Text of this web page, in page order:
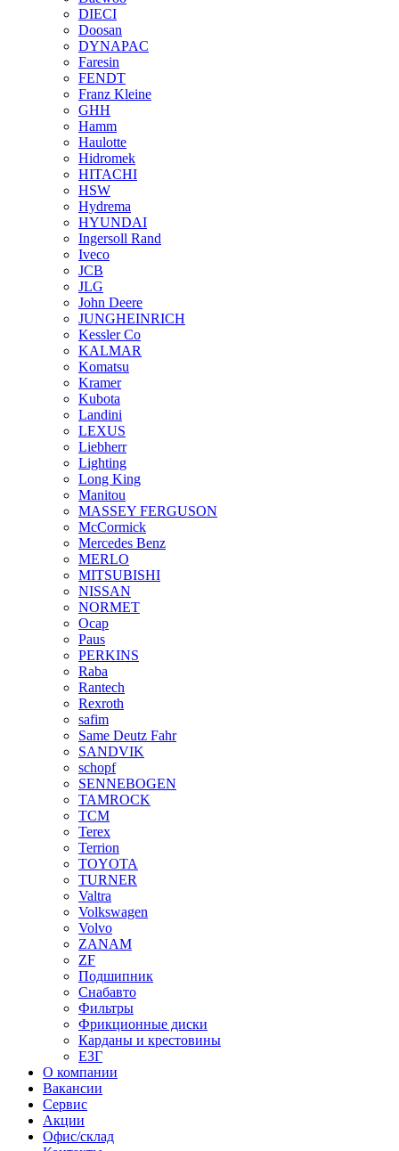
DIECI
Doosan
DYNAPAC
Faresin
FENDT
Franz Kleine
GHH
Hamm
Haulotte
Hidromek
HITACHI
HSW
Hydrema
HYUNDAI
Ingersoll Rand
Iveco
JCB
JLG
John Deere
JUNGHEINRICH
Kessler Co
KALMAR
Komatsu
Kramer
Kubota
Landini
LEXUS
Liebherr
Lighting
Long King
Manitou
MASSEY FERGUSON
McCormick
Mercedes Benz
MERLO
MITSUBISHI
NISSAN
NORMET
Ocap
Paus
PERKINS
Raba
Rantech
Rexroth
safim
Same Deutz Fahr
SANDVIK
schopf
SENNEBOGEN
TAMROCK
TCM
Terex
Terrion
TOYOTA
TURNER
Valtra
Volkswagen
Volvo
ZANAM
ZF
Подшипник
Снабавто
Фильтры
Фрикционные диски
Карданы и крестовины
ЕЗГ
О компании
Вакансии
Сервис
Акции
Офис/склад